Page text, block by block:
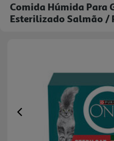
Comida Húmida Para
Esterilizado Salmão /
Previous